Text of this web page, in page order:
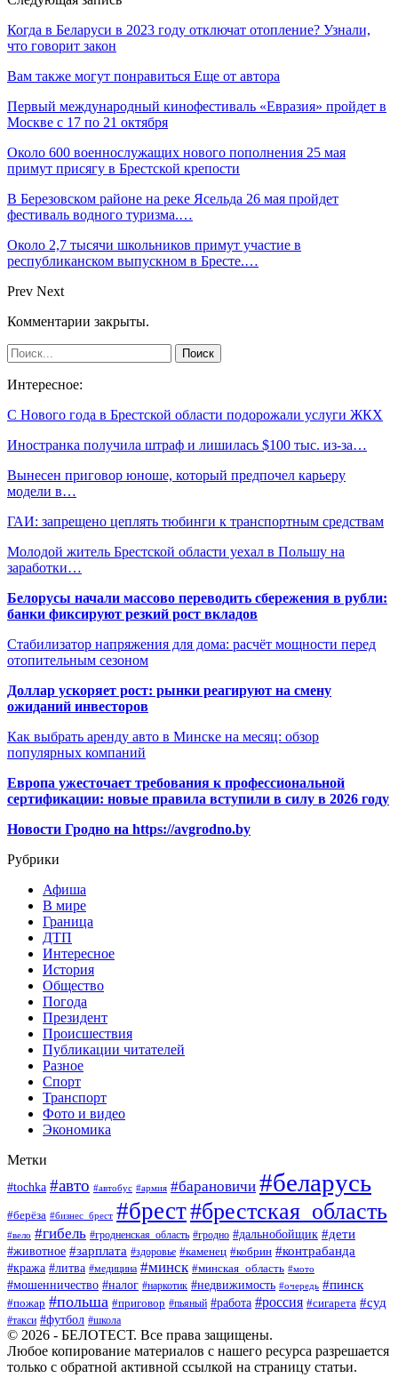
Когда в Беларуси в 2023 году отключат отопление? Узнали,
что говорит закон
Вам также могут понравиться Еще от автора
Первый международный кинофестиваль «Евразия» пройдет в
Москве с 17 по 21 октября
Около 600 военнослужащих нового пополнения 25 мая
примут присягу в Брестской крепости
В Березовском районе на реке Ясельда 26 мая пройдет
фестиваль водного туризма.…
Около 2,7 тысячи школьников примут участие в
республиканском выпускном в Бресте.…
Prev Next
Комментарии закрыты.
Интересное:
C Нового года в Брестской области подорожали услуги ЖКХ
Иностранка получила штраф и лишилась $100 тыс. из-за…
Вынесен приговор юноше, который предпочел карьеру
модели в…
ГАИ: запрещено цеплять тюбинги к транспортным средствам
Молодой житель Брестской области уехал в Польшу на
заработки…
Белорусы начали массово переводить сбережения в рубли:
банки фиксируют резкий рост вкладов
Стабилизатор напряжения для дома: расчёт мощности перед
отопительным сезоном
Доллар ускоряет рост: рынки реагируют на смену
ожиданий инвесторов
Как выбрать аренду авто в Минске на месяц: обзор
популярных компаний
Европа ужесточает требования к профессиональной
сертификации: новые правила вступили в силу в 2026 году
Новости Гродно на https://avgrodno.by
Рубрики
Афиша
В мире
Граница
ДТП
Интересное
История
Общество
Погода
Президент
Происшествия
Публикации читателей
Разное
Спорт
Транспорт
Фото и видео
Экономика
Метки
#tochka #авто #автобус #армия #барановичи #беларусь
#берёза #бизнес_брест #брест#брестская_область
#вело #гибель #гродненская_область #гродно #дальнобойщик #дети
#животное #зарплата #здоровье #каменец #кобрин #контрабанда
#кража #литва #медицина #минск #минская_область #мото
#мошенничество #налог #наркотик #недвижимость #очередь #пинск
#пожар #польша #приговор #пьяный #работа #россия #сигарета #суд
#такси #футбол #школа
© 2026 - БЕЛОТЕСТ. Все права защищены.
Любое копирование материалов с нашего ресурса разрешается
только с обратной активной ссылкой на страницу статьи.